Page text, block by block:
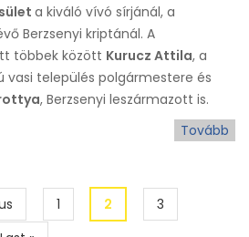
a kiváló vívó sírjánál, a
Berzsenyi kriptánál. A
többek között Kurucz Attila, a
vasi település polgármestere és
, Berzsenyi leszármazott is.
Tovább
Page
1
Jelenlegi
oldal
2 Page
3